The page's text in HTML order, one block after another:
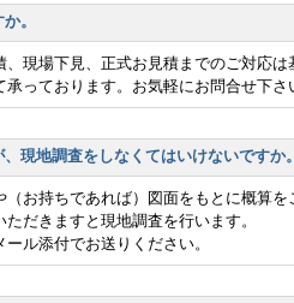
。
現場下見、正式お見積までのご対応
承っております。お気軽にお問合せ下さ
現地調査をしなくてはいけないですか。
お持ちであれば）図面をもとに概算
だきますと現地調査を行います。
ル添付でお送りください。